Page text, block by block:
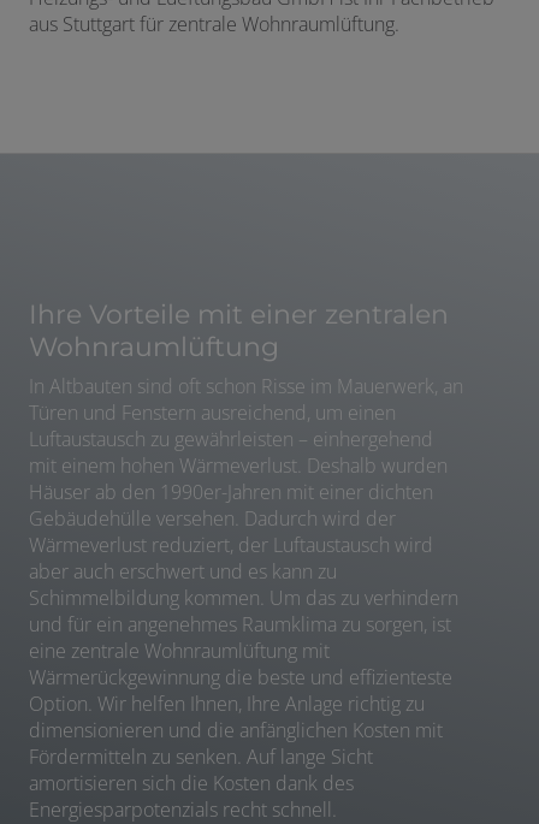
aus Stuttgart für zentrale Wohnraumlüftung.
Ihre Vorteile mit einer zentralen
Wohnraumlüftung
In Altbauten sind oft schon Risse im Mauerwerk, an
Türen und Fenstern ausreichend, um einen
Luftaustausch zu gewährleisten – einhergehend
mit einem hohen Wärmeverlust. Deshalb wurden
Häuser ab den 1990er-Jahren mit einer dichten
Gebäudehülle versehen. Dadurch wird der
Wärmeverlust reduziert, der Luftaustausch wird
aber auch erschwert und es kann zu
Schimmelbildung kommen. Um das zu verhindern
und für ein angenehmes Raumklima zu sorgen, ist
eine zentrale Wohnraumlüftung mit
Wärmerückgewinnung die beste und effizienteste
Option. Wir helfen Ihnen, Ihre Anlage richtig zu
dimensionieren und die anfänglichen Kosten mit
Fördermitteln zu senken. Auf lange Sicht
amortisieren sich die Kosten dank des
Energiesparpotenzials recht schnell.